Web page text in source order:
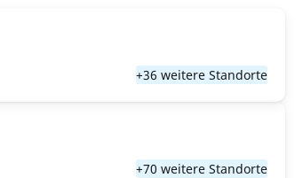
+36 weitere Standorte
+70 weitere Standorte